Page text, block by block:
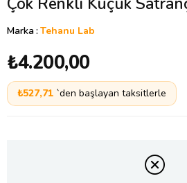
Marka: Tehanu Lab
₺4.200,00
₺527,71 `den başlayan taksitlerle